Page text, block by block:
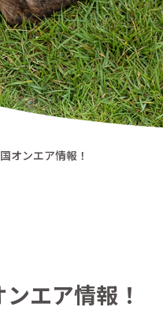
ゃんにゃん一覧
渡までの流れ
オンエア情報！
エア情報！